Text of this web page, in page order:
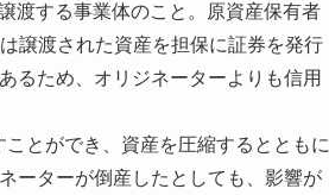
渡する事業体のこと。原資産保有者
譲渡された資産を担保に証券を発行
るため、オリジネーターよりも信用
とができ、資産を圧縮するとともに
ーターが倒産したとしても、影響が